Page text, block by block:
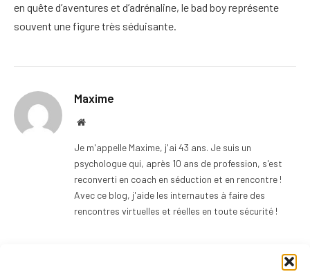
en quête d’aventures et d’adrénaline, le bad boy représente
souvent une figure très séduisante.
Maxime
Website
Je m'appelle Maxime, j'ai 43 ans. Je suis un
psychologue qui, après 10 ans de profession, s'est
reconverti en coach en séduction et en rencontre !
Avec ce blog, j'aide les internautes à faire des
rencontres virtuelles et réelles en toute sécurité !